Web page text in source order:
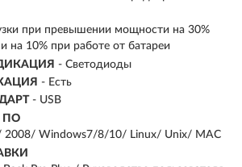
при превышении мощности на 30%
на 10% при работе от батареи
- Светодиоды
- Есть
- USB
ПО
2008/ Windows7/8/10/ Linux/ Unix/ MAC